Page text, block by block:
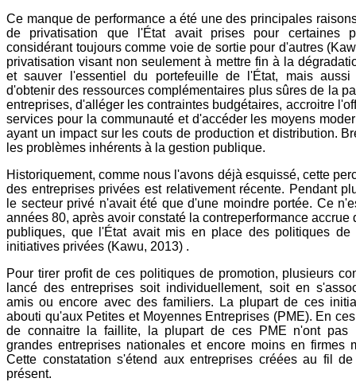
Ce manque de performance a été une des principales
de privatisation que l'État avait prises pour certaines
considérant toujours comme voie de sortie pour d'autres
privatisation visant non seulement à mettre fin à la
et sauver l'essentiel du portefeuille de l'État, mais aussi
d'obtenir des ressources complémentaires plus sûres de la
entreprises, d'alléger les contraintes budgétaires, accroitre
services pour la communauté et d'accéder les moyens
ayant un impact sur les couts de production et distribution.
les problèmes inhérents à la gestion publique.
Historiquement, comme nous l'avons déjà esquissé, cette
des entreprises privées est relativement récente. Pendant
le secteur privé n'avait été que d'une moindre portée. Ce
années 80, après avoir constaté la contreperformance accrue
publiques, que l'État avait mis en place des politiques de
initiatives privées (Kawu, 2013) .
Pour tirer profit de ces politiques de promotion, plusieurs
lancé des entreprises soit individuellement, soit en
amis ou encore avec des familiers. La plupart de ces
abouti qu'aux Petites et Moyennes Entreprises (PME). En
de connaitre la faillite, la plupart de ces PME n'ont pas
grandes entreprises nationales et encore moins en firmes
Cette constatation s'étend aux entreprises créées au fil
présent.